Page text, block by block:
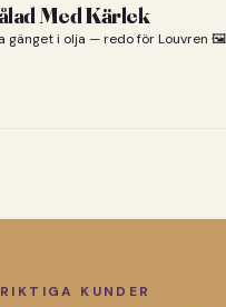
Med Kärlek
gänget i olja — redo för Louvren 🖼️
RIKTIGA KUNDER